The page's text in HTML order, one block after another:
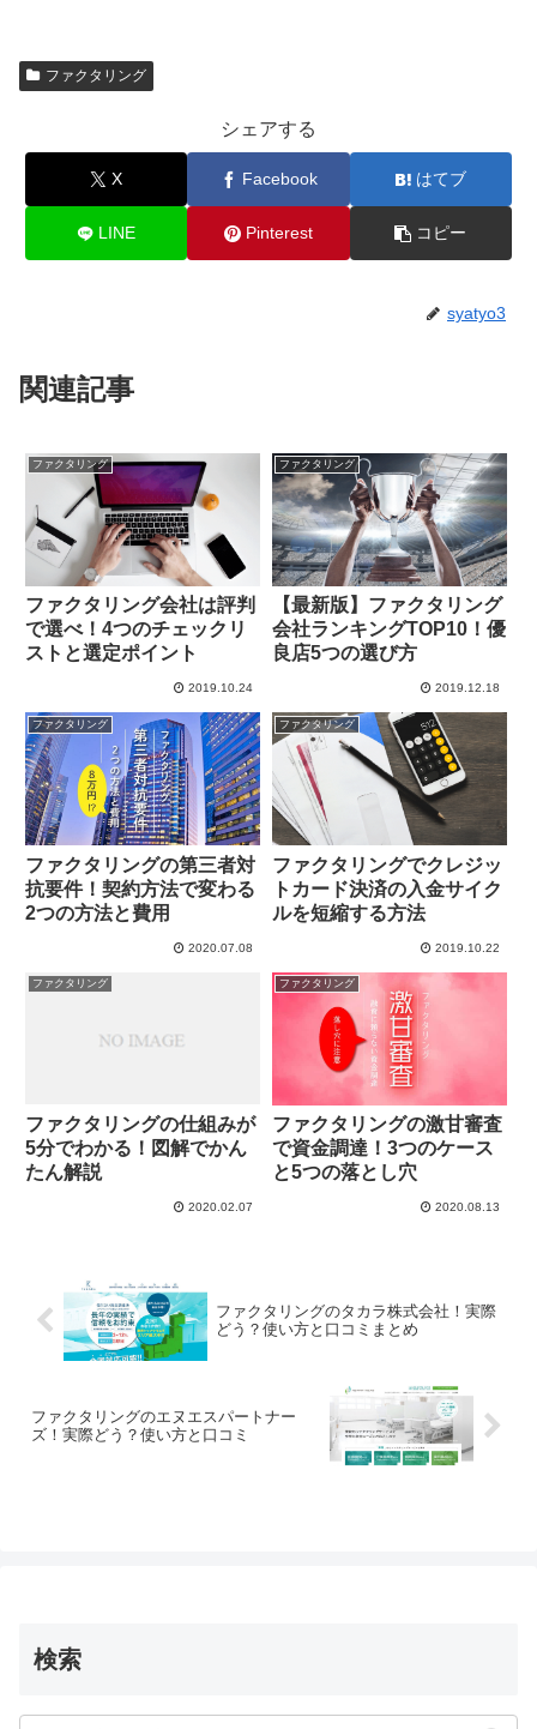
ファクタリング
シェアする
X Facebook はてブ
LINE Pinterest コピー
syatyo3
関連記事
ファクタリング
ファクタリング会社は評判
で選べ！4つのチェックリ
ストと選定ポイント
2019.10.24
ファクタリング
【最新版】ファクタリング
会社ランキングTOP10！優
良店5つの選び方
2019.12.18
ファクタリング
ファクタリングの第三者対
抗要件！契約方法で変わる
2つの方法と費用
2020.07.08
ファクタリング
ファクタリングでクレジッ
トカード決済の入金サイク
ルを短縮する方法
2019.10.22
ファクタリング
ファクタリングの仕組みが
5分でわかる！図解でかん
たん解説
2020.02.07
ファクタリング
ファクタリングの激甘審査
で資金調達！3つのケース
と5つの落とし穴
2020.08.13
ファクタリングのタカラ株式会社！実際
どう？使い方と口コミまとめ
ファクタリングのエヌエスパートナー
ズ！実際どう？使い方と口コミ
検索